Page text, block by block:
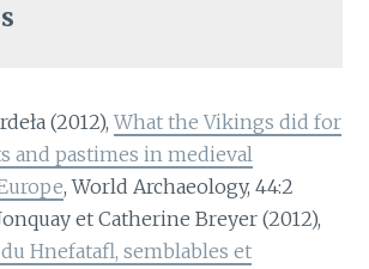
(2012),What the Vikings did for
and pastimes in medieval
, World Archaeology, 44:2
et Catherine Breyer (2012),
Hnefatafl, semblables et